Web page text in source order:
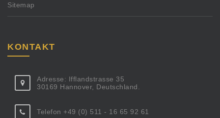
Sitemap
KONTAKT
Adresse: Ifflandstrasse 35
30169 Hannover, Deutschland.
Telefon +49 (0) 511 - 16 65 92 61